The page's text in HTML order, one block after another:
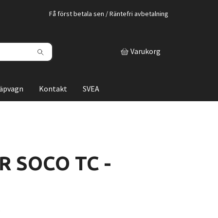
Få först betala sen / Räntefri avbetalning
Varukorg
Kontakt SVEA
SOCO TC -